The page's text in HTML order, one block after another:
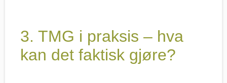
3. TMG i praksis – hva
kan det faktisk gjøre?